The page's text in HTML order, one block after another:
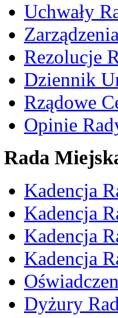
Uchwały
Rezolucje
Dziennik
Rządowe
Opinie
Rada
Kadencja
Kadencja
Kadencja
Kadencja
Dyżury